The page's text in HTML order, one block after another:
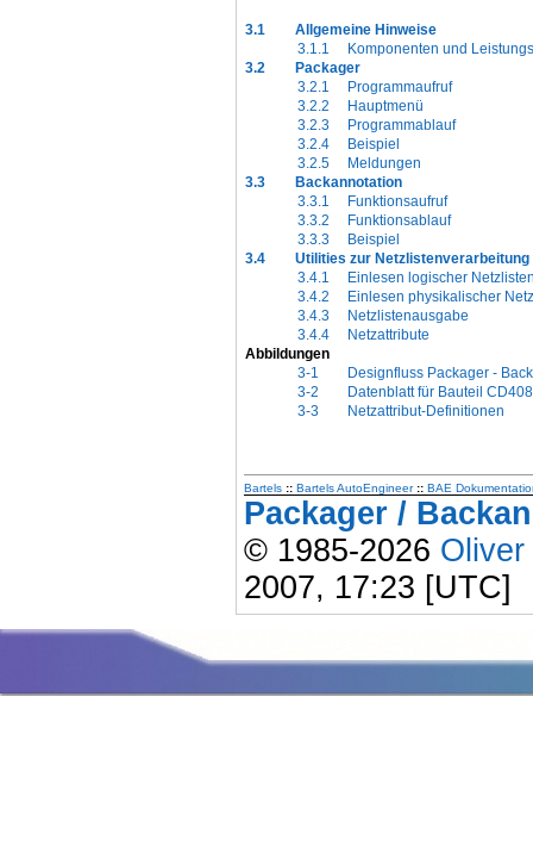
3.1
Allgemeine Hinweise
3.1.1
Komponenten und
3.2
Packager
3.2.1
Programmaufruf
3.2.2
Hauptmenü
3.2.3
Programmablauf
3.2.4
Beispiel
3.2.5
Meldungen
3.3
Backannotation
3.3.1
Funktionsaufruf
3.3.2
Funktionsablauf
3.3.3
Beispiel
3.4
Utilities zur Netzlistenverarbeitung
3.4.1
Einlesen logischer
3.4.2
Einlesen physikalischer
3.4.3
Netzlistenausgabe
3.4.4
Netzattribute
Abbildungen
3-1
Designfluss Packager -
3-2
Datenblatt für Bauteil
3-3
Netzattribut-Definitionen
Bartels :: Bartels AutoEngineer :: BAE
Packager /
© 1985-2026
2007, 17:23 [UTC]